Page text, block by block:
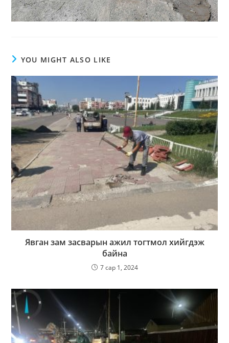
YOU MIGHT ALSO LIKE
Явган зам засварын ажил тогтмол хийгдэж
байна
7 сар 1, 2024